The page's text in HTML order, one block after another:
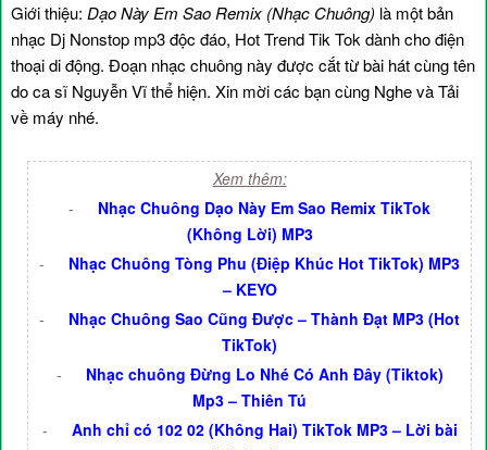
Giới thiệu: Dạo Này Em Sao Remix (Nhạc Chuông) là một bản
nhạc Dj Nonstop mp3 độc đáo, Hot Trend Tik Tok dành cho điện
thoại di động. Đoạn nhạc chuông này được cắt từ bài hát cùng tên
do ca sĩ Nguyễn Vĩ thể hiện. Xin mời các bạn cùng Nghe và Tải
về máy nhé.
Xem thêm:
-
Nhạc Chuông Dạo Này Em Sao Remix TikTok
(Không Lời) MP3
-
Nhạc Chuông Tòng Phu (Điệp Khúc Hot TikTok) MP3
– KEYO
-
Nhạc Chuông Sao Cũng Được – Thành Đạt MP3 (Hot
TikTok)
-
Nhạc chuông Đừng Lo Nhé Có Anh Đây (Tiktok)
Mp3 – Thiên Tú
-
Anh chỉ có 102 02 (Không Hai) TikTok MP3 – Lời bài